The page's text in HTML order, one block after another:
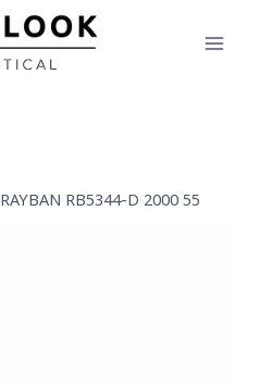
RAYBAN RB5344-D 2000 55